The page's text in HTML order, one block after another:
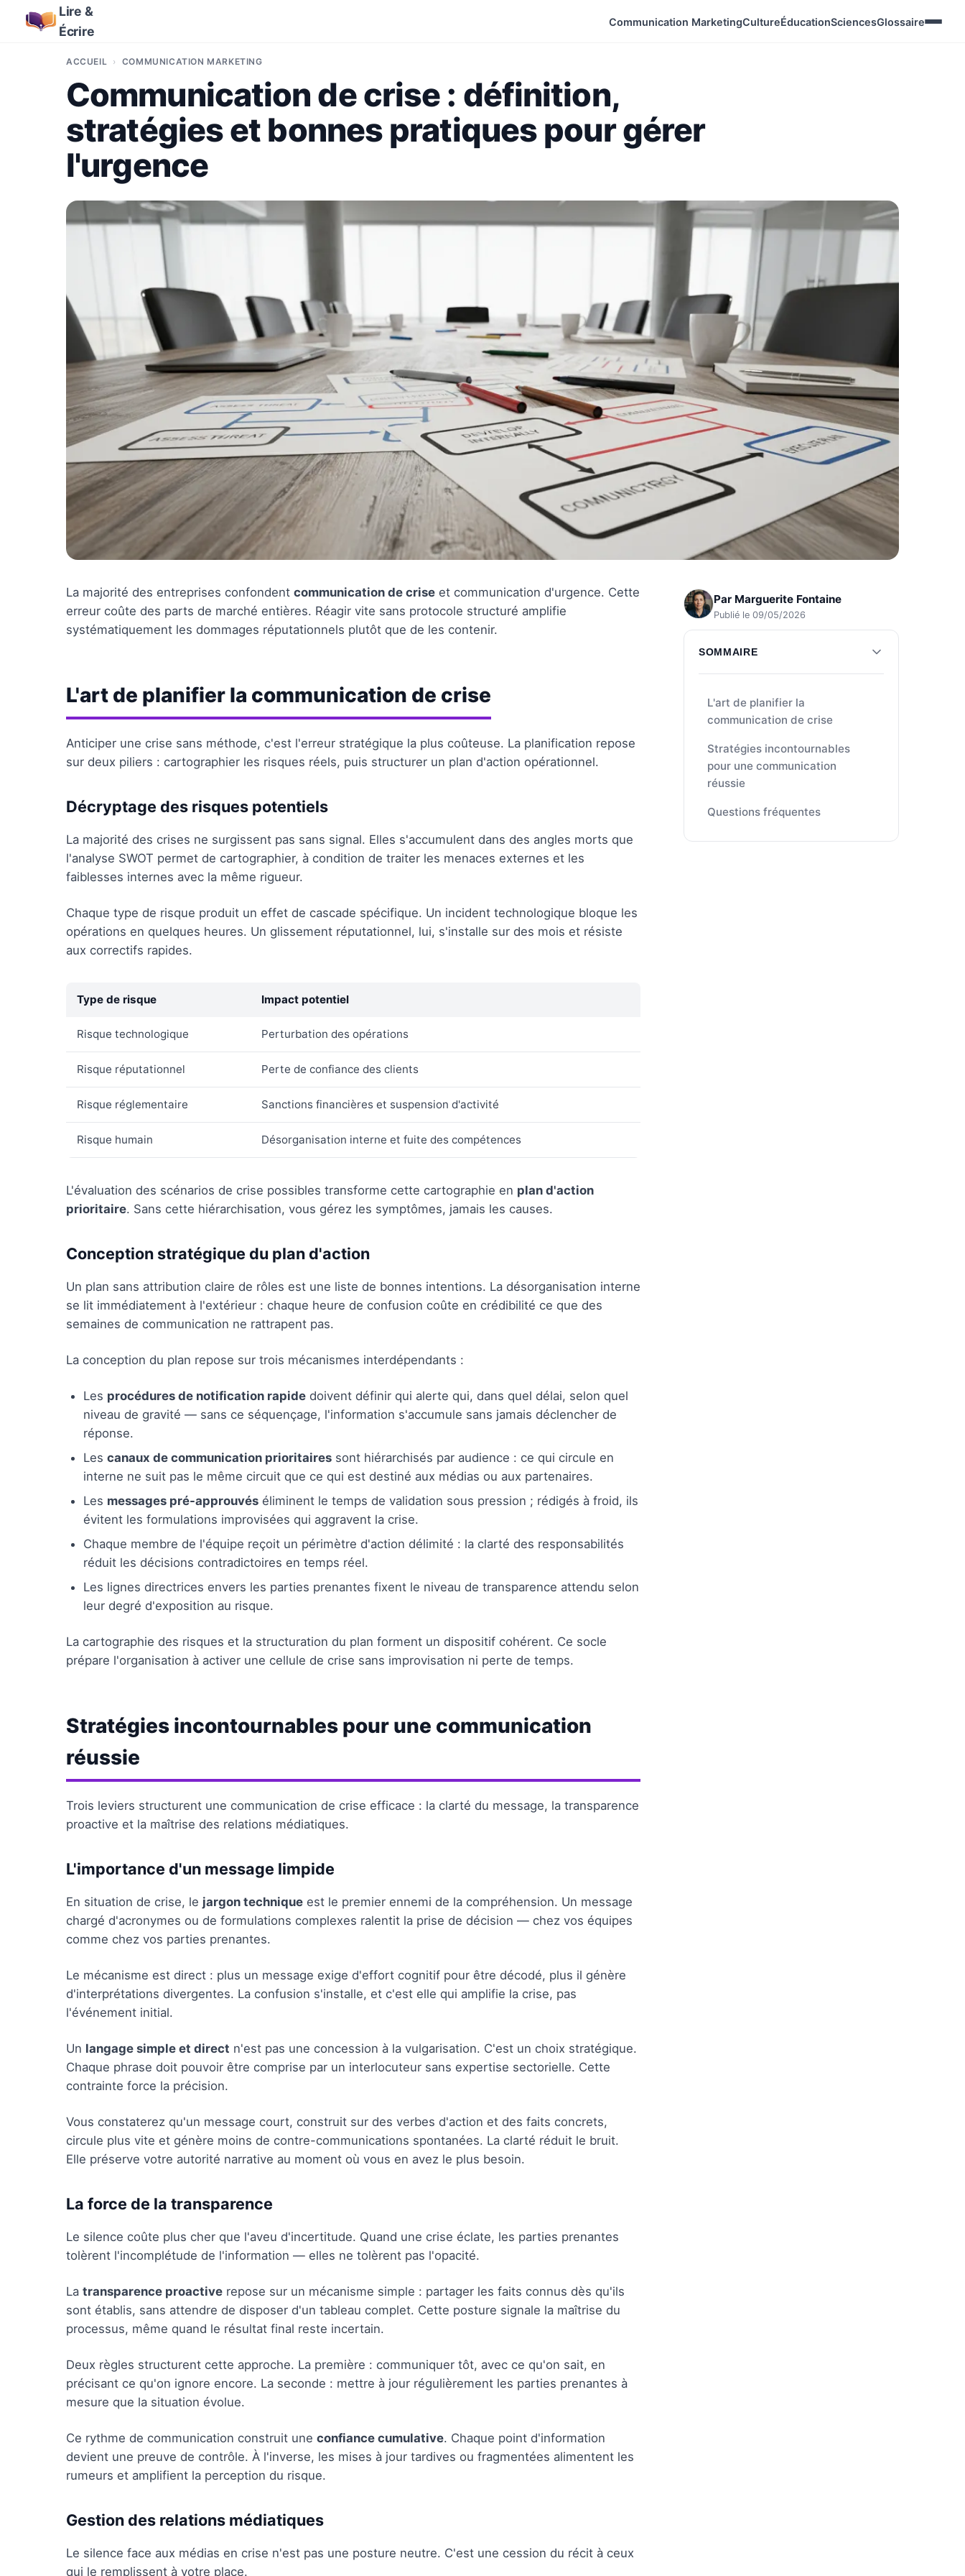
Lire &
Écrire
Communication MarketingCultureÉducationSciencesGlossaire
ACCUEIL COMMUNICATION MARKETING
Communication de crise : définition,
stratégies et bonnes pratiques pour gérer
l'urgence
Par Marguerite Fontaine
Publié le 09/05/2026
SOMMAIRE
L'art de planifier la
communication de crise
Stratégies incontournables
pour une communication
réussie
Questions fréquentes
La majorité des entreprises confondent communication de crise et communication d'urgence. Cette
erreur coûte des parts de marché entières. Réagir vite sans protocole structuré amplifie
systématiquement les dommages réputationnels plutôt que de les contenir.
L'art de planifier la communication de crise
Anticiper une crise sans méthode, c'est l'erreur stratégique la plus coûteuse. La planification repose
sur deux piliers : cartographier les risques réels, puis structurer un plan d'action opérationnel.
Décryptage des risques potentiels
La majorité des crises ne surgissent pas sans signal. Elles s'accumulent dans des angles morts que
l'analyse SWOT permet de cartographier, à condition de traiter les menaces externes et les
faiblesses internes avec la même rigueur.
Chaque type de risque produit un effet de cascade spécifique. Un incident technologique bloque les
opérations en quelques heures. Un glissement réputationnel, lui, s'installe sur des mois et résiste
aux correctifs rapides.
Type de risque Impact potentiel
Risque technologique Perturbation des opérations
Risque réputationnel Perte de confiance des clients
Risque réglementaire Sanctions financières et suspension d'activité
Risque humain Désorganisation interne et fuite des compétences
L'évaluation des scénarios de crise possibles transforme cette cartographie en plan d'action
prioritaire. Sans cette hiérarchisation, vous gérez les symptômes, jamais les causes.
Conception stratégique du plan d'action
Un plan sans attribution claire de rôles est une liste de bonnes intentions. La désorganisation interne
se lit immédiatement à l'extérieur : chaque heure de confusion coûte en crédibilité ce que des
semaines de communication ne rattrapent pas.
La conception du plan repose sur trois mécanismes interdépendants :
Les procédures de notification rapide doivent définir qui alerte qui, dans quel délai, selon quel
niveau de gravité — sans ce séquençage, l'information s'accumule sans jamais déclencher de
réponse.
Les canaux de communication prioritaires sont hiérarchisés par audience : ce qui circule en
interne ne suit pas le même circuit que ce qui est destiné aux médias ou aux partenaires.
Les messages pré-approuvés éliminent le temps de validation sous pression ; rédigés à froid, ils
évitent les formulations improvisées qui aggravent la crise.
Chaque membre de l'équipe reçoit un périmètre d'action délimité : la clarté des responsabilités
réduit les décisions contradictoires en temps réel.
Les lignes directrices envers les parties prenantes fixent le niveau de transparence attendu selon
leur degré d'exposition au risque.
La cartographie des risques et la structuration du plan forment un dispositif cohérent. Ce socle
prépare l'organisation à activer une cellule de crise sans improvisation ni perte de temps.
Stratégies incontournables pour une communication
réussie
Trois leviers structurent une communication de crise efficace : la clarté du message, la transparence
proactive et la maîtrise des relations médiatiques.
L'importance d'un message limpide
En situation de crise, le jargon technique est le premier ennemi de la compréhension. Un message
chargé d'acronymes ou de formulations complexes ralentit la prise de décision — chez vos équipes
comme chez vos parties prenantes.
Le mécanisme est direct : plus un message exige d'effort cognitif pour être décodé, plus il génère
d'interprétations divergentes. La confusion s'installe, et c'est elle qui amplifie la crise, pas
l'événement initial.
Un langage simple et direct n'est pas une concession à la vulgarisation. C'est un choix stratégique.
Chaque phrase doit pouvoir être comprise par un interlocuteur sans expertise sectorielle. Cette
contrainte force la précision.
Vous constaterez qu'un message court, construit sur des verbes d'action et des faits concrets,
circule plus vite et génère moins de contre-communications spontanées. La clarté réduit le bruit.
Elle préserve votre autorité narrative au moment où vous en avez le plus besoin.
La force de la transparence
Le silence coûte plus cher que l'aveu d'incertitude. Quand une crise éclate, les parties prenantes
tolèrent l'incomplétude de l'information — elles ne tolèrent pas l'opacité.
La transparence proactive repose sur un mécanisme simple : partager les faits connus dès qu'ils
sont établis, sans attendre de disposer d'un tableau complet. Cette posture signale la maîtrise du
processus, même quand le résultat final reste incertain.
Deux règles structurent cette approche. La première : communiquer tôt, avec ce qu'on sait, en
précisant ce qu'on ignore encore. La seconde : mettre à jour régulièrement les parties prenantes à
mesure que la situation évolue.
Ce rythme de communication construit une confiance cumulative. Chaque point d'information
devient une preuve de contrôle. À l'inverse, les mises à jour tardives ou fragmentées alimentent les
rumeurs et amplifient la perception du risque.
Gestion des relations médiatiques
Le silence face aux médias en crise n'est pas une posture neutre. C'est une cession du récit à ceux
qui le remplissent à votre place.